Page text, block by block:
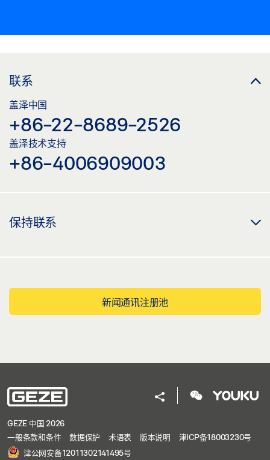
联系
盖泽中国
+86-22-8689-2526
盖泽技术支持
+86-4006909003
保持联系
新闻通讯注册池
GEZE 中国 2026
一般条款和条件
数据保护 术语表 版本说明
津ICP备18003230号
津公网安备12011302141495号